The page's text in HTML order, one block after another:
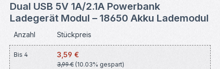
Dual USB 5V 1A/2.1A Powerbank
Ladegerät Modul – 18650 Akku Lademodul
Anzahl Stückpreis
Bis 4 3,59 €
3,99 € (10.03% gespart)